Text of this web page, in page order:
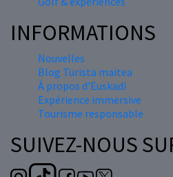
INFORMATIONS
Nouvelles
Blog Turista maitea
À propos d'Euskadi
Expérience immersive
Tourisme responsable
SUIVEZ-NOUS